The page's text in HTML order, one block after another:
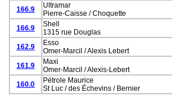
166.9
Ultramar
Pierre-Caisse / Choquette
166.9
Shell
1315 rue Douglas
162.9
Esso
Omer-Marcil / Alexis Lebert
161.9
Maxi
Omer-Marcil / Alexis-Lebert
160.0
Pétrole Maurice
St Luc / des Échevins / Bernier